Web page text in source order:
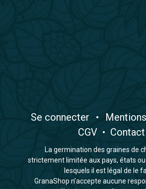
​Se connecter •
CGV• Contact
La germination des graines de
strictement limitée aux pays, états
lesquels il est légal de le
GranaShop n’accepte aucune